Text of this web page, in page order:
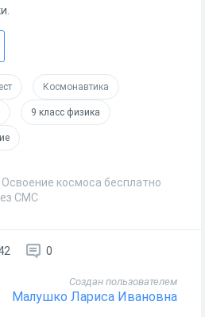
Космонавтика
9 класс физика
космоса бесплатно
СМС
0
Создан пользователем
Малушко Лариса Ивановна